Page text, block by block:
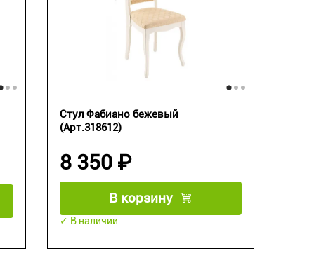
Стул Фабиано бежевый
(Арт.318612)
8 350 ₽
В корзину
✓ В наличии